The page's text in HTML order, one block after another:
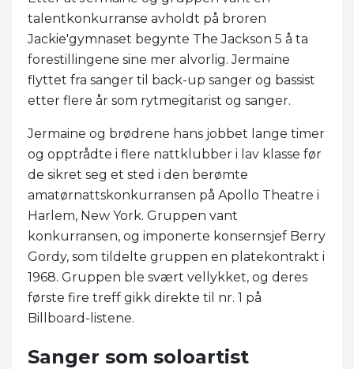
talentkonkurranse avholdt på broren
Jackie'gymnaset begynte The Jackson 5 å ta
forestillingene sine mer alvorlig. Jermaine
flyttet fra sanger til back-up sanger og bassist
etter flere år som rytmegitarist og sanger.
Jermaine og brødrene hans jobbet lange timer
og opptrådte i flere nattklubber i lav klasse før
de sikret seg et sted i den berømte
amatørnattskonkurransen på Apollo Theatre i
Harlem, New York. Gruppen vant
konkurransen, og imponerte konsernsjef Berry
Gordy, som tildelte gruppen en platekontrakt i
1968. Gruppen ble svært vellykket, og deres
første fire treff gikk direkte til nr. 1 på
Billboard-listene.
Sanger som soloartist